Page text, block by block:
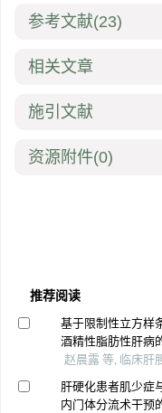
参考文献(23)
相关文章
施引文献
资源附件(0)
推荐阅读
基于限制性立方样
酒精性脂肪性肝病
赵晨露 等, 临床肝
肝硬化患者肌少症
内门体分流术干预